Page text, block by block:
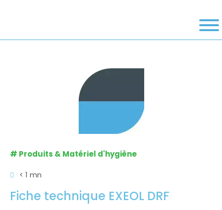
# Produits & Matériel d'hygiène
< 1 mn
Fiche technique EXEOL DRF